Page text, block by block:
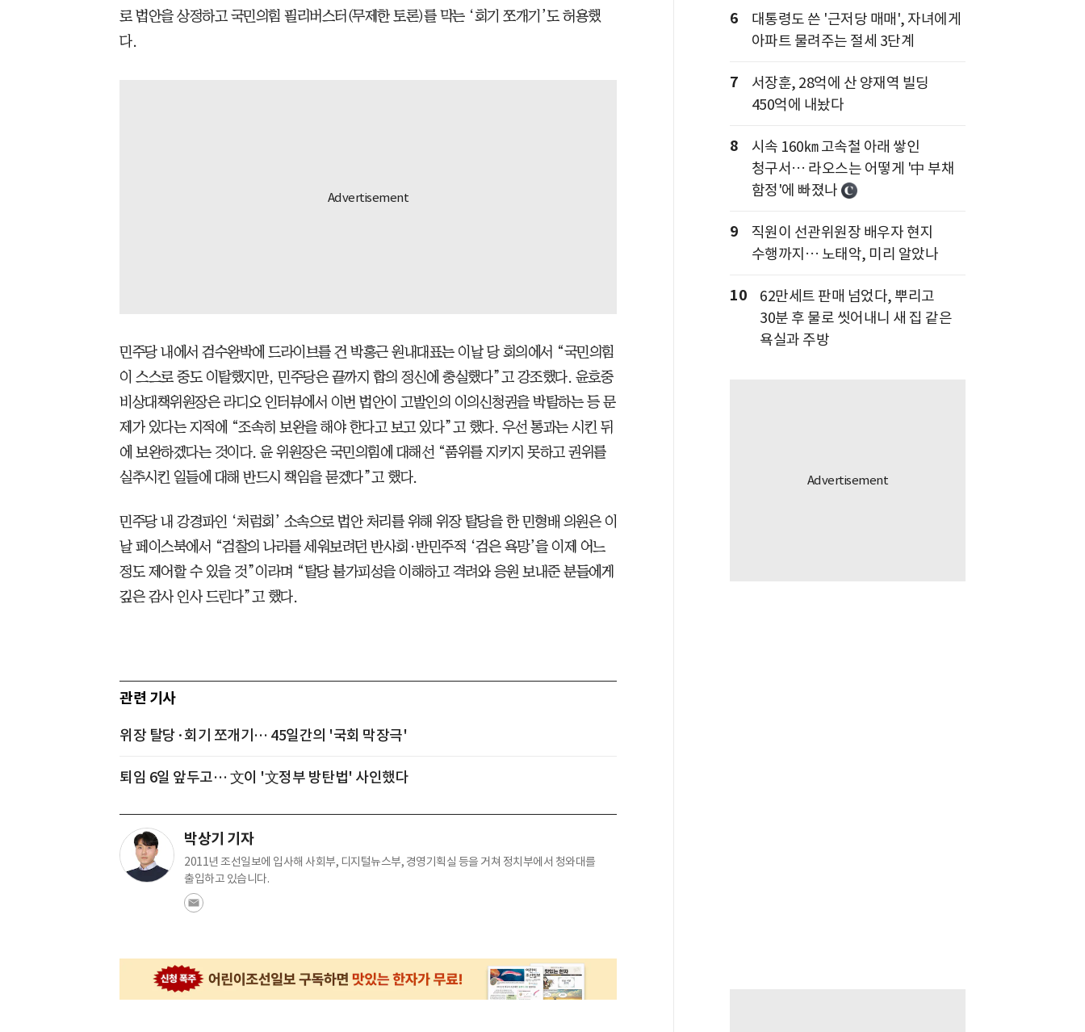
로 법안을 상정하고 국민의힘 필리버스터(무제한 토론)를 막는 ‘회기 쪼개기’도 허용했
다.
민주당 내에서 검수완박에 드라이브를 건 박홍근 원내대표는 이날 당 회의에서 “국민의힘
이 스스로 중도 이탈했지만, 민주당은 끝까지 합의 정신에 충실했다”고 강조했다. 윤호중
비상대책위원장은 라디오 인터뷰에서 이번 법안이 고발인의 이의신청권을 박탈하는 등 문
제가 있다는 지적에 “조속히 보완을 해야 한다고 보고 있다”고 했다. 우선 통과는 시킨 뒤
에 보완하겠다는 것이다. 윤 위원장은 국민의힘에 대해선 “품위를 지키지 못하고 권위를
실추시킨 일들에 대해 반드시 책임을 묻겠다”고 했다.
민주당 내 강경파인 ‘처럼회’ 소속으로 법안 처리를 위해 위장 탈당을 한 민형배 의원은 이
날 페이스북에서 “검찰의 나라를 세워보려던 반사회·반민주적 ‘검은 욕망’을 이제 어느
정도 제어할 수 있을 것”이라며 “탈당 불가피성을 이해하고 격려와 응원 보내준 분들에게
깊은 감사 인사 드린다”고 했다.
관련 기사
위장 탈당·회기 쪼개기… 45일간의 '국회 막장극'
퇴임 6일 앞두고… 文이 '文정부 방탄법' 사인했다
박상기 기자
2011년 조선일보에 입사해 사회부, 디지털뉴스부, 경영기획실 등을 거쳐 정치부에서 청와대를
출입하고 있습니다.
6
대통령도 쓴 '근저당 매매', 자녀에게
아파트 물려주는 절세 3단계
7
서장훈, 28억에 산 양재역 빌딩
450억에 내놨다
8
시속 160㎞ 고속철 아래 쌓인
청구서… 라오스는 어떻게 '中 부채
함정'에 빠졌나
9
직원이 선관위원장 배우자 현지
수행까지… 노태악, 미리 알았나
10
62만세트 판매 넘었다, 뿌리고
30분 후 물로 씻어내니 새 집 같은
욕실과 주방